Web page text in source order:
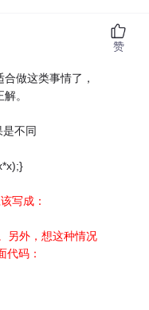
做这类事情了，
。
不同
写成：
另外，想这种情况
代码：
赞